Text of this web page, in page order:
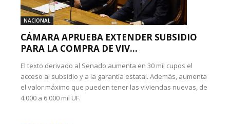
NACIONAL
CÁMARA APRUEBA EXTENDER SUBSIDIO
PARA LA COMPRA DE VIV...
El texto derivado al Senado aumenta en 30 mil cupos el
acceso al subsidio y a la garantía estatal. Además, aumenta
el valor máximo que pueden tener las viviendas nuevas, de
4.000 a 6.000 mil UF.